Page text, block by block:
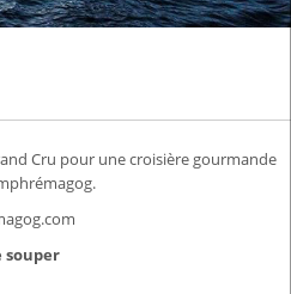
Cru pour une croisière gourmande
souper